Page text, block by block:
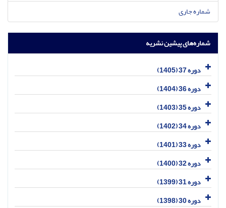
شماره جاری
شماره‌های پیشین نشریه
دوره 37 (1405)
دوره 36 (1404)
دوره 35 (1403)
دوره 34 (1402)
دوره 33 (1401)
دوره 32 (1400)
دوره 31 (1399)
دوره 30 (1398)